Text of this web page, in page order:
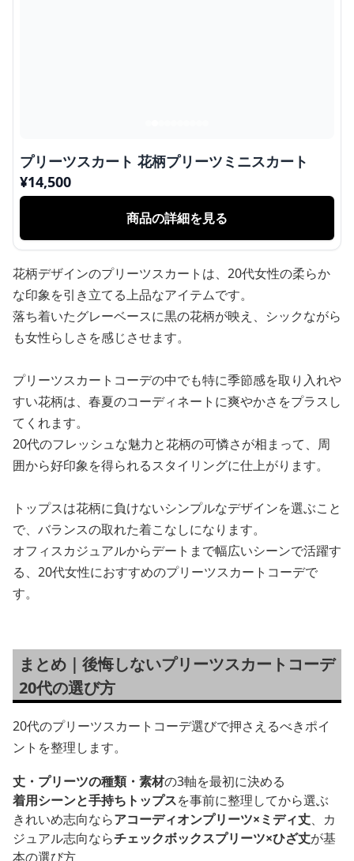
プリーツスカート 花柄プリーツミニスカート
¥14,500
商品の詳細を見る
花柄デザインのプリーツスカートは、20代女性の柔らか
な印象を引き立てる上品なアイテムです。
落ち着いたグレーベースに黒の花柄が映え、シックながら
も女性らしさを感じさせます。
プリーツスカートコーデの中でも特に季節感を取り入れや
すい花柄は、春夏のコーディネートに爽やかさをプラスし
てくれます。
20代のフレッシュな魅力と花柄の可憐さが相まって、周
囲から好印象を得られるスタイリングに仕上がります。
トップスは花柄に負けないシンプルなデザインを選ぶこと
で、バランスの取れた着こなしになります。
オフィスカジュアルからデートまで幅広いシーンで活躍す
る、20代女性におすすめのプリーツスカートコーデで
す。
まとめ｜後悔しないプリーツスカートコーデ
20代の選び方
20代のプリーツスカートコーデ選びで押さえるべきポイ
ントを整理します。
丈・プリーツの種類・素材の3軸を最初に決める
着用シーンと手持ちトップスを事前に整理してから選ぶ
きれいめ志向ならアコーディオンプリーツ×ミディ丈、カ
ジュアル志向ならチェックボックスプリーツ×ひざ丈が基
本の選び方